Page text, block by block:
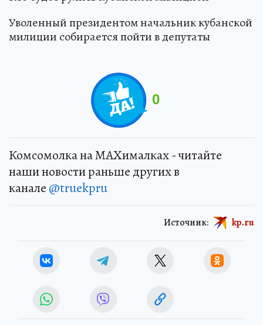
Уволенный президентом начальник кубанской
милиции собирается пойти в депутаты
0
Комсомолка на MAXималках - читайте
наши новости раньше других в
канале @truekpru
Источник: kp.ru